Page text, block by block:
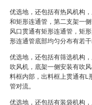
优选地，还包括有热风机构
和矩形连通管，第二支架一
风口贯通有矩形连通管，矩
形连通管底部均匀分布有若干
优选地，还包括有筛选机构
吹风机，底架一侧安装有吹
料框内部，出料框上贯通有L
管对流。
优选地，还包括有装袋机构